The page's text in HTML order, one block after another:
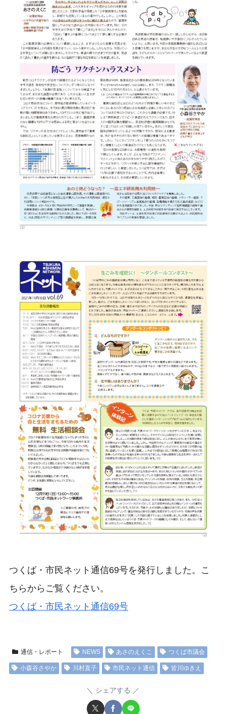
つくば・市民ネット通信69号を発行しました。こ
ちらからご覧ください。
つくば・市民ネット通信69号
通信・レポート NEWS あさのえくこ つくば市議会
小森谷さやか 川村直子 市民ネット通信 皆川ゆきえ
シェアする